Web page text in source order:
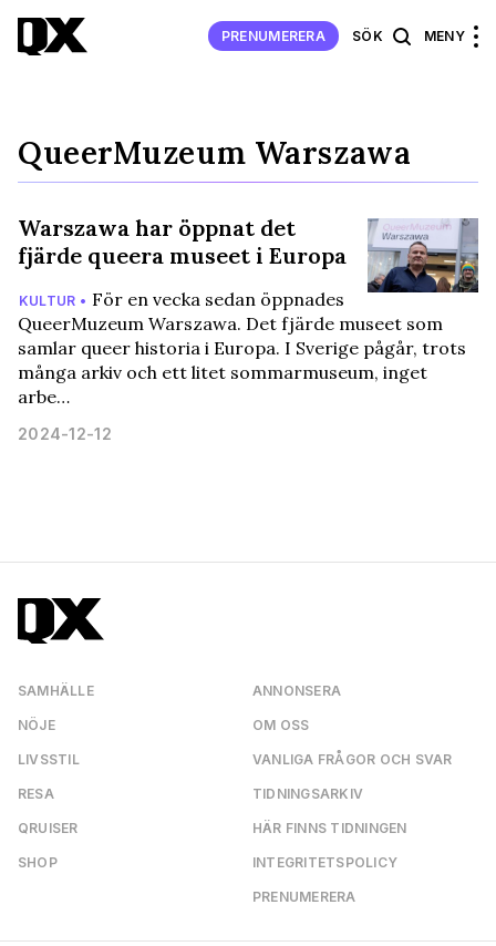
PRENUMERERA SÖK MENY
QueerMuzeum Warszawa
Warszawa har öppnat det
fjärde queera museet i Europa
KULTUR • För en vecka sedan öppnades
QueerMuzeum Warszawa. Det fjärde museet som
samlar queer historia i Europa. I Sverige pågår, trots
många arkiv och ett litet sommarmuseum, inget
arbe…
2024-12-12
SAMHÄLLE
NÖJE
LIVSSTIL
RESA
QRUISER
SHOP
ANNONSERA
OM OSS
VANLIGA FRÅGOR OCH SVAR
TIDNINGSARKIV
HÄR FINNS TIDNINGEN
INTEGRITETSPOLICY
PRENUMERERA